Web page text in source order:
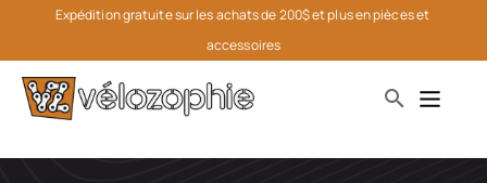
Expédition gratuite sur les achats de 200$ et plus en pièces et
accessoires